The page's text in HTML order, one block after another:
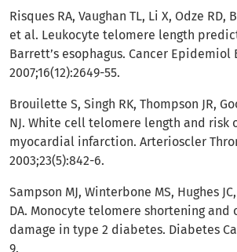
Risques RA, Vaughan TL, Li X, Odze RD,
et al. Leukocyte telomere length
Barrett’s esophagus. Cancer Epidemiol
2007;16(12):2649-55.
Brouilette S, Singh RK, Thompson JR,
NJ. White cell telomere length and risk
myocardial infarction. Arterioscler
2003;23(5):842-6.
Sampson MJ, Winterbone MS, Hughes
DA. Monocyte telomere shortening and
damage in type 2 diabetes. Diabetes
9.